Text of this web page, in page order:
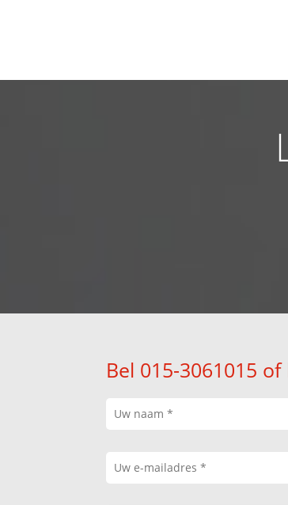
Bel 015-3061015